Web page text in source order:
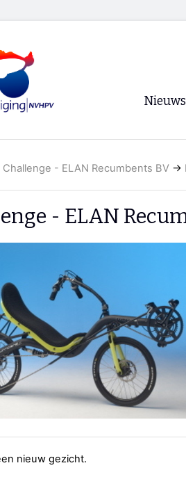
Nieuws
Challenge - ELAN Recumbents BV →
- ELAN
nieuw gezicht.